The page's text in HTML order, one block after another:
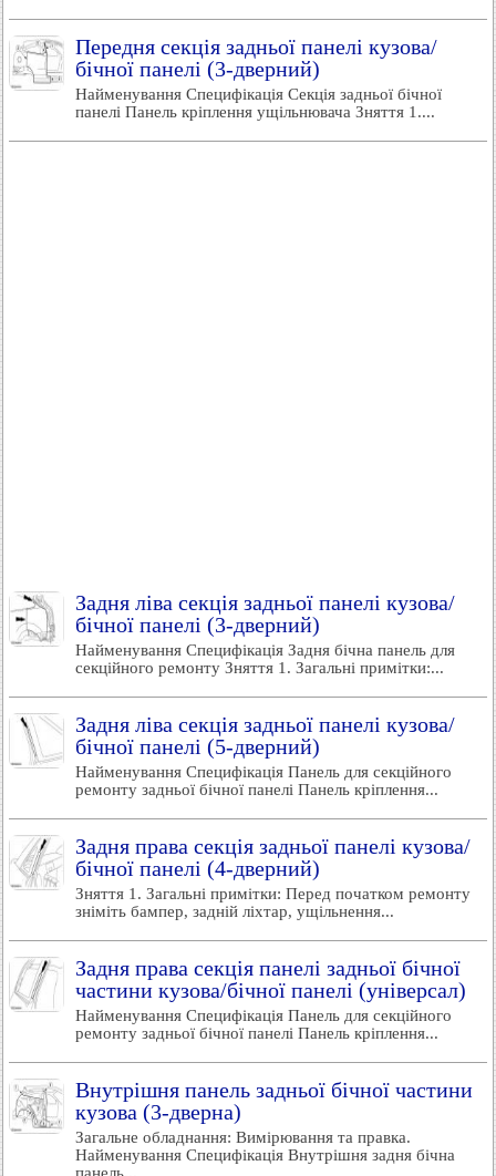
Передня секція задньої панелі кузова/
бічної панелі (3-дверний)
Найменування Специфікація Секція задньої бічної
панелі Панель кріплення ущільнювача Зняття 1....
Задня ліва секція задньої панелі кузова/
бічної панелі (3-дверний)
Найменування Специфікація Задня бічна панель для
секційного ремонту Зняття 1. Загальні примітки:...
Задня ліва секція задньої панелі кузова/
бічної панелі (5-дверний)
Найменування Специфікація Панель для секційного
ремонту задньої бічної панелі Панель кріплення...
Задня права секція задньої панелі кузова/
бічної панелі (4-дверний)
Зняття 1. Загальні примітки: Перед початком ремонту
зніміть бампер, задній ліхтар, ущільнення...
Задня права секція панелі задньої бічної
частини кузова/бічної панелі (універсал)
Найменування Специфікація Панель для секційного
ремонту задньої бічної панелі Панель кріплення...
Внутрішня панель задньої бічної частини
кузова (3-дверна)
Загальне обладнання: Вимірювання та правка.
Найменування Специфікація Внутрішня задня бічна